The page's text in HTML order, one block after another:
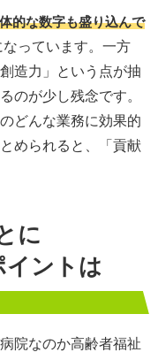
的な数字も盛り込んで
っています。一方
造力」という点が抽
のが少し残念です。
どんな業務に効果的
められると、「貢献
に
イントは
院なのか高齢者福祉